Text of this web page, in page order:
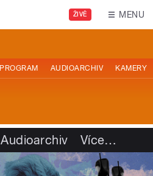
ŽIVĚ MENU
PROGRAM AUDIOARCHIV KAMERY
Audioarchiv Více…